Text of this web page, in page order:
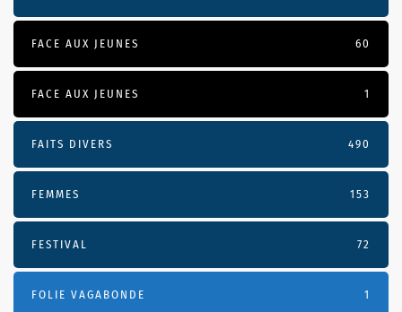
FACE AUX JEUNES 60
FACE AUX JEUNES 1
FAITS DIVERS 490
FEMMES 153
FESTIVAL 72
FOLIE VAGABONDE 1